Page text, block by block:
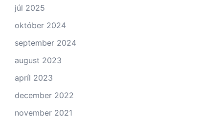
júl 2025
október 2024
september 2024
august 2023
apríl 2023
december 2022
november 2021